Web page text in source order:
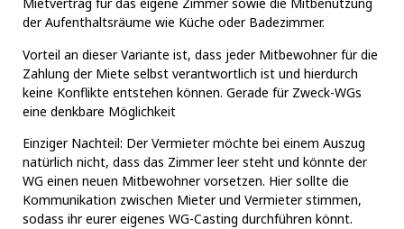
Mietvertrag für das eigene Zimmer sowie die Mitbenutzung
der Aufenthaltsräume wie Küche oder Badezimmer.
Vorteil an dieser Variante ist, dass jeder Mitbewohner für die
Zahlung der Miete selbst verantwortlich ist und hierdurch
keine Konflikte entstehen können. Gerade für Zweck-WGs
eine denkbare Möglichkeit
Einziger Nachteil: Der Vermieter möchte bei einem Auszug
natürlich nicht, dass das Zimmer leer steht und könnte der
WG einen neuen Mitbewohner vorsetzen. Hier sollte die
Kommunikation zwischen Mieter und Vermieter stimmen,
sodass ihr eurer eigenes WG-Casting durchführen könnt.